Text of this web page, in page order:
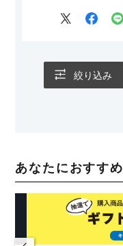
絞り込み
あなたにおすすめ